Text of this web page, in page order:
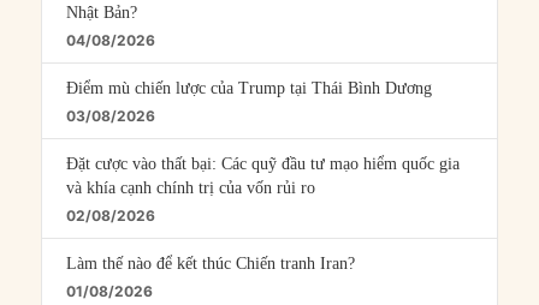
Nhật Bản?
04/08/2026
Điểm mù chiến lược của Trump tại Thái Bình Dương
03/08/2026
Đặt cược vào thất bại: Các quỹ đầu tư mạo hiểm quốc gia
và khía cạnh chính trị của vốn rủi ro
02/08/2026
Làm thế nào để kết thúc Chiến tranh Iran?
01/08/2026